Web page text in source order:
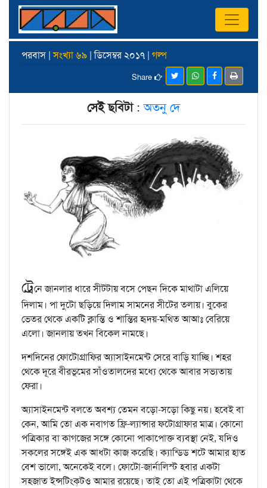
পরবাস |সংখ্যা ৬৯ | ডিসেম্বর ২০১৭ | গল্প
Share
সেই ছবিটা:অতনু দে
ট্রেনে জানলার ধারে সীটটায় বসে পেছন দিকে মাথাটা এলিয়ে
দিলাম। পা দুটো ছড়িয়ে দিলাম সামনের সীটের তলায়। বুকের
ভেতর থেকে একটি ক্লান্তি ও শান্তির হৃদয়-মথিত আআঃ বেরিয়ে
এলো। জানলায় তখন বিকেল নামছে।
দশদিনের ফোটোগ্রাফির অ্যাসাইনমেন্ট সেরে বাড়ি যাচ্ছি। শহর
থেকে দূরে বীরভূমের সাঁওতালদের মধ্যে থেকে আবার সভ্যতায়
ফেরা।
অ্যাসাইনমেন্ট বলতে অবশ্য তেমন বড়ো-সড়ো কিছু নয়। হবেই বা
কেন, আমি তো এক নবাগত ফ্রি-ল্যান্সার ফটোগ্রাফার মাত্র। কোনো
পত্রিকার বা কাগজের সঙ্গে কোনো পাকাপোক্ত ব্যবস্থা নেই, যদিও
সকলের সঙ্গেই এক আধটা কাজ করেছি। ক্যান্ডিড শটে আমার হাত
বেশ ভালো, অনেকেই বলে। ফোটো-জার্নালিস্ট হবার একটা
সহজাত ইন্সটিংক্‌টও আমার রয়েছে। তাই তো এই পত্রিকাটা থেকে